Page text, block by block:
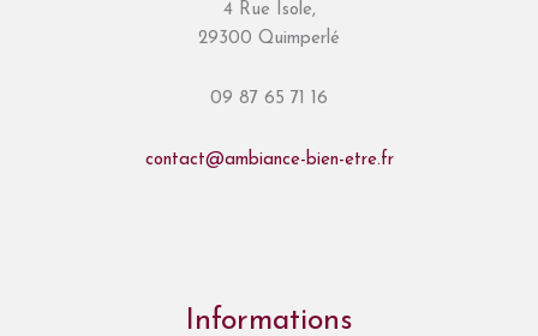
4 Rue Isole,
29300 Quimperlé
09 87 65 71 16
contact@ambiance-bien-etre.fr
Informations